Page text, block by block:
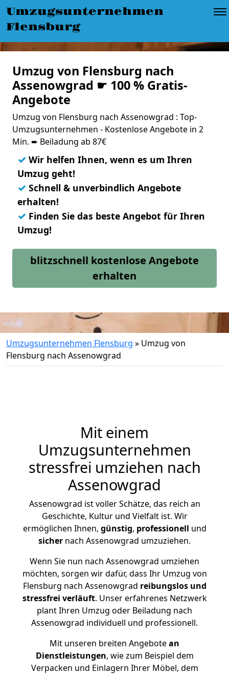
Umzugsunternehmen
Flensburg
Umzug von Flensburg nach
Assenowgrad ☛ 100 % Gratis-
Angebote
Umzug von Flensburg nach Assenowgrad : Top-
Umzugsunternehmen - Kostenlose Angebote in 2
Min. ➨ Beiladung ab 87€
✓ Wir helfen Ihnen, wenn es um Ihren
Umzug geht!
✓ Schnell & unverbindlich Angebote
erhalten!
✓ Finden Sie das beste Angebot für Ihren
Umzug!
blitzschnell kostenlose Angebote
erhalten
Umzugsunternehmen Flensburg » Umzug von
Flensburg nach Assenowgrad
Mit einem
Umzugsunternehmen
stressfrei umziehen nach
Assenowgrad
Assenowgrad ist voller Schätze, das reich an
Geschichte, Kultur und Vielfalt ist. Wir
ermöglichen Ihnen, günstig, professionell und
sicher nach Assenowgrad umzuziehen.
Wenn Sie nun nach Assenowgrad umziehen
möchten, sorgen wir dafür, dass Ihr Umzug von
Flensburg nach Assenowgrad reibungslos und
stressfrei verläuft. Unser erfahrenes Netzwerk
plant Ihren Umzug oder Beiladung nach
Assenowgrad individuell und professionell.
Mit unseren breiten Angebotean
Dienstleistungen, wie zum Beispiel dem
Verpacken und Einlagern Ihrer Möbel, dem